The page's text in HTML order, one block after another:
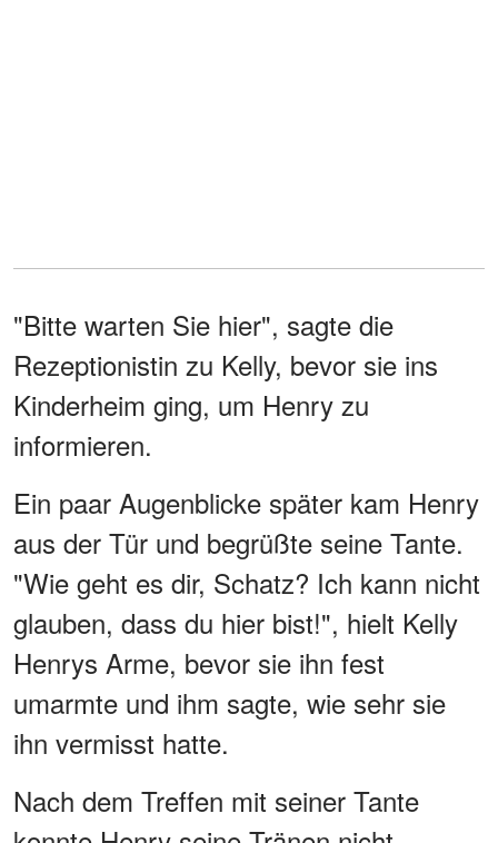
"Bitte warten Sie hier", sagte die
Rezeptionistin zu Kelly, bevor sie ins
Kinderheim ging, um Henry zu
informieren.
Ein paar Augenblicke später kam Henry
aus der Tür und begrüßte seine Tante.
"Wie geht es dir, Schatz? Ich kann nicht
glauben, dass du hier bist!", hielt Kelly
Henrys Arme, bevor sie ihn fest
umarmte und ihm sagte, wie sehr sie
ihn vermisst hatte.
Nach dem Treffen mit seiner Tante